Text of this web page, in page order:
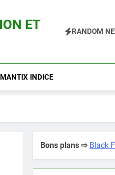
ET
RANDOM
INDICE
Bons plans ⇨ Black